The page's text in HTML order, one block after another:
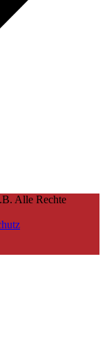
Alle Rechte